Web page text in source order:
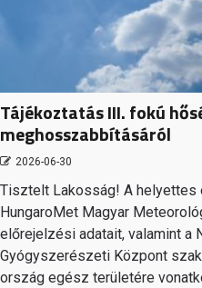
Tájékoztatás III. fokú
meghosszabbításáról
2026-06-30
Tisztelt Lakosság! A
HungaroMet Magyar
előrejelzési adatait, valamint
Gyógyszerészeti Központ
ország egész területére